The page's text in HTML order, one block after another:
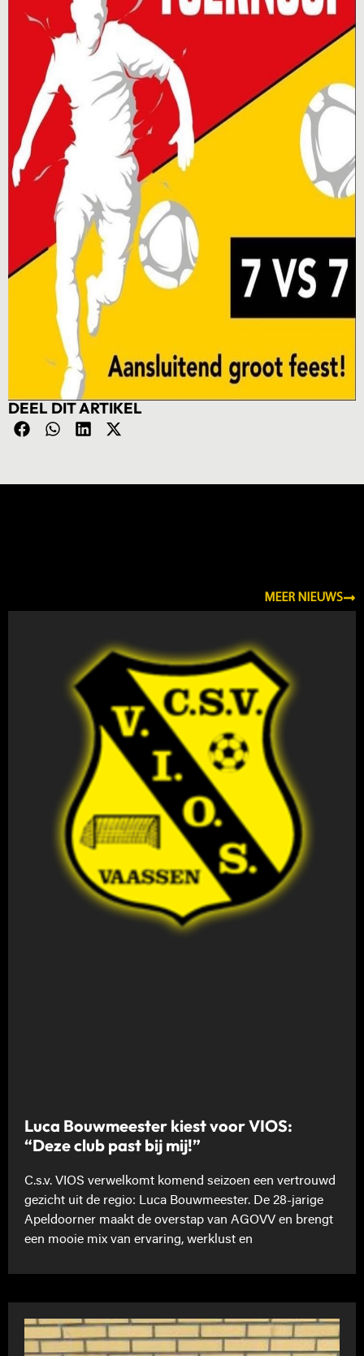
DEEL DIT ARTIKEL
MEER NIEUWS
Luca Bouwmeester kiest voor VIOS:
“Deze club past bij mij!”
C.s.v. VIOS verwelkomt komend seizoen een vertrouwd
gezicht uit de regio: Luca Bouwmeester. De 28-jarige
Apeldoorner maakt de overstap van AGOVV en brengt
een mooie mix van ervaring, werklust en